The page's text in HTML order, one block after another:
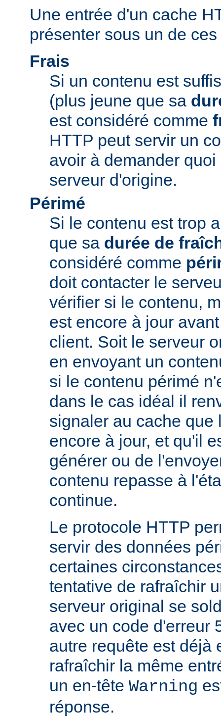
Une entrée d'un cache
présenter sous un de
Frais
Si un contenu est
(plus jeune que sa
est considéré comme
HTTP peut servir un
avoir à demander
serveur d'origine.
Périmé
Si le contenu est trop
que sa durée de
considéré comme
doit contacter le
vérifier si le contenu,
est encore à jour
client. Soit le serveur
en envoyant un
si le contenu périmé
dans le cas idéal il
signaler au cache que
encore à jour, et qu'il
générer ou de
contenu repasse à
continue.
Le protocole HTTP
servir des données
certaines
tentative de rafraîchir
serveur original se
avec un code d'erreur
autre requête est déjà
rafraîchir la même
un en-tête Warning
réponse.